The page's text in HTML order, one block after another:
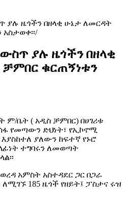
ያሉ ዜጎችን በዘላቂ ሁኔታ ለመርዳት
ያሉ ዜጎችን በዘላቂ
ቁርጠኝነቱን
ም/ቤት ( አዲስ ቻምበር) በሀገሪቱ
የመጣውን ድህነት፣ የኢኮኖሚ
ያለውን ከፍተኛ የኑሮ
ተግባሩን ለመወጣት
አምስት አስተዳደር ጋር በጋራ
185 ዜጎች የዘይት፤ ፓስታና ሩዝ